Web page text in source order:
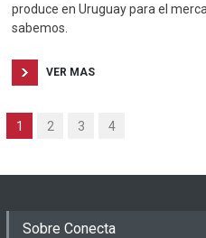
produce en Uruguay para el
sabemos.
VER MAS
1 2 3 4
Sobre Conecta